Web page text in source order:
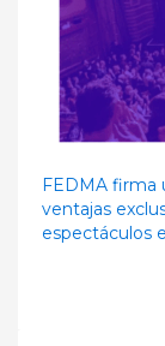
FEDMA firma
ventajas
espectáculos